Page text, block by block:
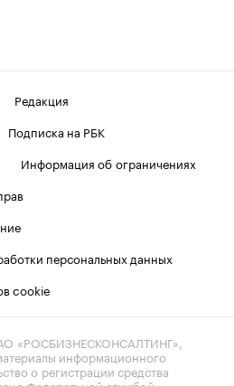
Редакция
Подписка на РБК
Информация об ограничениях
персональных данных
cookie
«РОСБИЗНЕСКОНСАЛТИНГ»,
информационного
о регистрации средства